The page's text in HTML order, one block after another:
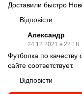
Доставили быстро
Відповісти
Александр
24.12.2021 в 22:18
Футболка по
сайте соответствует.
Відповісти